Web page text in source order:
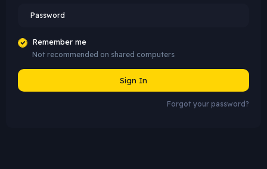
Remember me
Not recommended on shared computers
Sign In
Forgot your password?